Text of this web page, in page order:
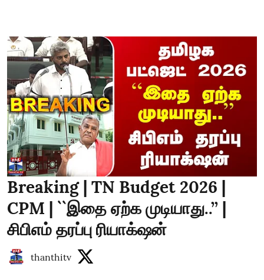
Breaking | TN Budget 2026 |
CPM | ``இதை ஏற்க முடியாது..’’ |
சிபிஎம் தரப்பு ரியாக்‌ஷன்
thanthitv